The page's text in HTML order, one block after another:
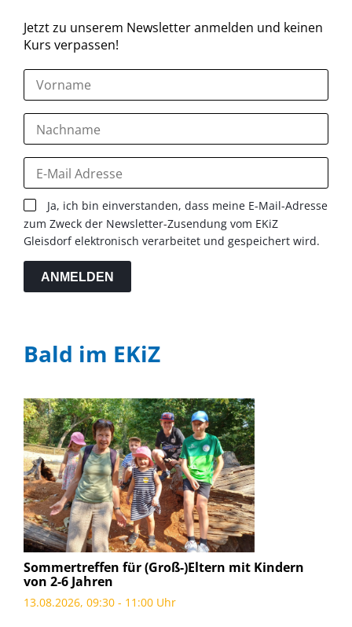
Jetzt zu unserem Newsletter anmelden und keinen
Kurs verpassen!
Ja, ich bin einverstanden, dass meine E-Mail-Adresse
zum Zweck der Newsletter-Zusendung vom EKiZ
Gleisdorf elektronisch verarbeitet und gespeichert wird.
ANMELDEN
Bald im EKiZ
Sommertreffen für (Groß-)Eltern mit Kindern
von 2-6 Jahren
13.08.2026, 09:30 - 11:00 Uhr